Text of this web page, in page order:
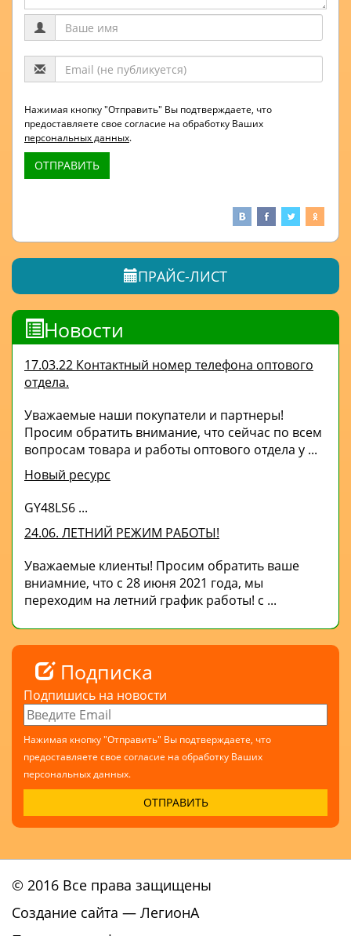
Нажимая кнопку "Отправить" Вы подтверждаете, что
предоставляете свое согласие на обработку Ваших
персональных данных.
ОТПРАВИТЬ
ПРАЙС-ЛИСТ
Новости
17.03.22 Контактный номер телефона оптового
отдела.
Уважаемые наши покупатели и партнеры!
Просим обратить внимание, что сейчас по всем
вопросам товара и работы оптового отдела у ...
Новый ресурс
GY48LS6 ...
24.06. ЛЕТНИЙ РЕЖИМ РАБОТЫ!
Уважаемые клиенты! Просим обратить ваше
вниамние, что с 28 июня 2021 года, мы
переходим на летний график работы! с ...
Подписка
Подпишись на новости
Нажимая кнопку "Отправить" Вы подтверждаете, что
предоставляете свое согласие на обработку Ваших
персональных данных.
© 2016 Все права защищены
Создание сайта — ЛегионА